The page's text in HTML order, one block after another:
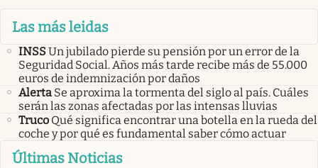
Las más leidas
INSSUn jubilado pierde su pensión por un error de la
Seguridad Social. Años más tarde recibe más de 55.000
euros de indemnización por daños
Alerta Se aproxima la tormenta del siglo al país. Cuáles
serán las zonas afectadas por las intensas lluvias
Truco Qué significa encontrar una botella en la rueda del
coche y por qué es fundamental saber cómo actuar
Últimas Noticias